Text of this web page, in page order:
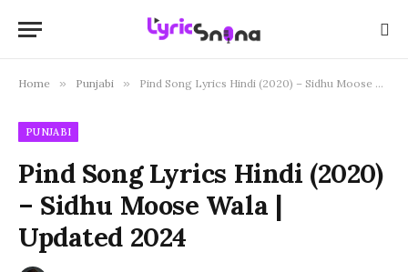
Home » Punjabi » Pind Song Lyrics Hindi (2020) – Sidhu Moose Wala | Updated 2024
PUNJABI
Pind Song Lyrics Hindi (2020)
– Sidhu Moose Wala |
Updated 2024